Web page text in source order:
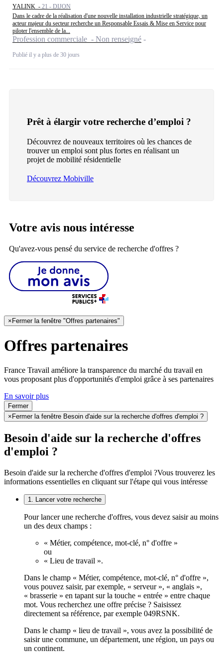
YALINK - 21 - DIJON
Dans le cadre de la réalisation d'une nouvelle installation industrielle stratégique, un
acteur majeur du secteur recherche un Responsable Essais & Mise en Service pour
piloter l'ensemble de la...
Profession commerciale - Non renseigné
Publié il y a plus de 30 jours
Prêt à élargir votre recherche d’emploi ?
Découvrez de nouveaux territoires où les chances de
trouver un emploi sont plus fortes en réalisant un
projet de mobilité résidentielle
Découvrez Mobiville
Votre avis nous intéresse
Qu'avez-vous pensé du service de recherche d'offres ?
× Fermer la fenêtre "Offres partenaires"
Offres partenaires
France Travail améliore la transparence du marché du travail en
vous proposant plus d'opportunités d'emploi grâce à ses partenaires
En savoir plus
Fermer
× Fermer la fenêtre Besoin d'aide sur la recherche d'offres d'emploi ?
Besoin d'aide sur la recherche d'offres
d'emploi ?
Besoin d'aide sur la recherche d'offres d'emploi ?Vous trouverez les
informations essentielles en cliquant sur l'étape qui vous intéresse
1. Lancer votre recherche
Pour lancer une recherche d'offres, vous devez saisir au moins
un des deux champs :
« Métier, compétence, mot-clé, n° d'offre »
ou
« Lieu de travail ».
Dans le champ « Métier, compétence, mot-clé, n° d'offre »,
vous pouvez saisir, par exemple, « serveur », « anglais »,
« brasserie » en tapant sur la touche « entrée » entre chaque
mot. Vous recherchez une offre précise ? Saisissez
directement sa référence, par exemple 049RSNK.
Dans le champ « lieu de travail », vous avez la possibilité de
saisir une commune, un département, une région, un pays ou
un continent.